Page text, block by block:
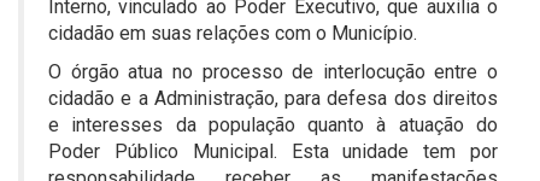
Interno, vinculado ao Poder Executivo, que auxilia o
cidadão em suas relações com o Município.
O órgão atua no processo de interlocução entre o
cidadão e a Administração, para defesa dos direitos
e interesses da população quanto à atuação do
Poder Público Municipal. Esta unidade tem por